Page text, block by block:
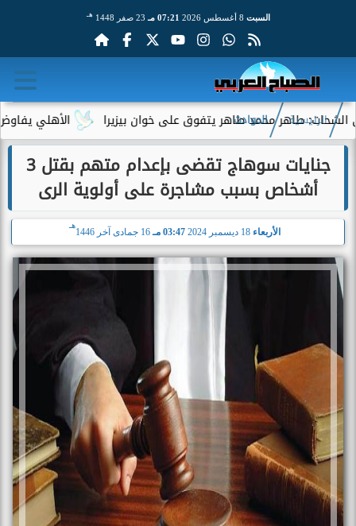
السبت 07:21 مـ 23 صفر 1448 هـ
الأهلي يفاوض أحمد طاهر محمد طاهر يتفوق على خوان بيزيرا
الرئيسية الحوادث
جنايات سوهاج تقضى بإعدام متهم بقتل 3
أشخاص بسبب مشاجرة على أولوية الرى
الأربعاء 03:47 مـ 16 جمادى آخر 1446
هـ